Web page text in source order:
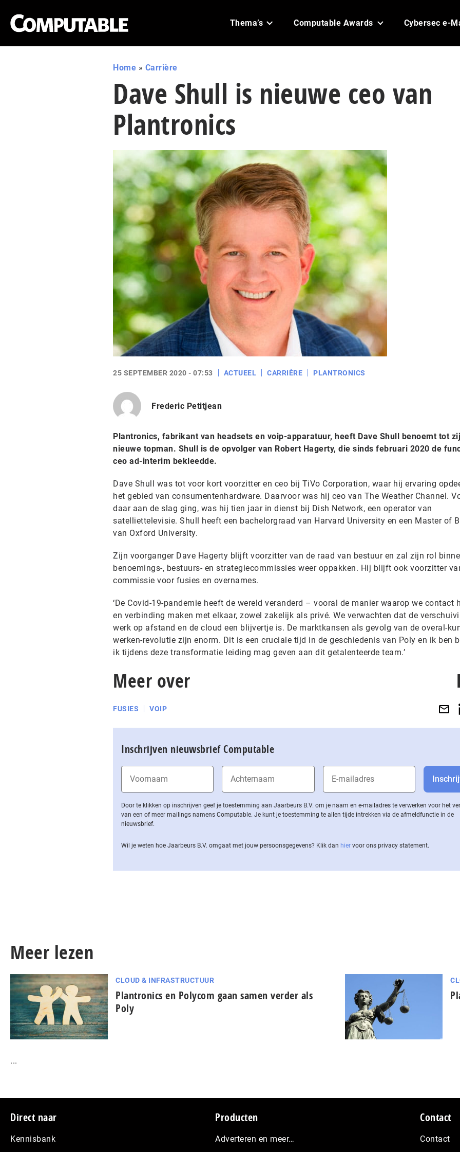
Thema’s Computable Awards Cybersec e-
Home » Carrière
Dave Shull is nieuwe ceo van
Plantronics
25 SEPTEMBER 2020 - 07:53 ACTUEEL CARRIÈRE PLANTRONICS
Frederic Petitjean
Plantronics, fabrikant van headsets en voip-apparatuur, heeft Dave Shull benoemt tot
nieuwe topman. Shull is de opvolger van Robert Hagerty, die sinds februari 2020 de
ceo ad-interim bekleedde.
Dave Shull was tot voor kort voorzitter en ceo bij TiVo Corporation, waar hij ervaring
het gebied van consumentenhardware. Daarvoor was hij ceo van The Weather Channel.
daar aan de slag ging, was hij tien jaar in dienst bij Dish Network, een operator van
satelliettelevisie. Shull heeft een bachelorgraad van Harvard University en een Master of
van Oxford University.
Zijn voorganger Dave Hagerty blijft voorzitter van de raad van bestuur en zal zijn rol
benoemings-, bestuurs- en strategiecommissies weer oppakken. Hij blijft ook voorzitter
commissie voor fusies en overnames.
‘De Covid-19-pandemie heeft de wereld veranderd – vooral de manier waarop we contact
en verbinding maken met elkaar, zowel zakelijk als privé. We verwachten dat de
werk op afstand en de cloud een blijvertje is. De marktkansen als gevolg van de overal-
werken-revolutie zijn enorm. Dit is een cruciale tijd in de geschiedenis van Poly en ik ben
ik tijdens deze transformatie leiding mag geven aan dit getalenteerde team.’
Meer over
FUSIES VOIP
Inschrijven nieuwsbrief Computable
Door te klikken op inschrijven geef je toestemming aan Jaarbeurs B.V. om je naam en e-mailadres te verwerken voor het
van een of meer mailings namens Computable. Je kunt je toestemming te allen tijde intrekken via de af­meld­func­tie in de
nieuwsbrief.
Wil je weten hoe Jaarbeurs B.V. omgaat met jouw per­soons­ge­ge­vens? Klik dan hier voor ons privacy statement.
Meer lezen
CLOUD & INFRASTRUCTUUR
Plantronics en Polycom gaan samen verder als
Poly
...
Footer
Direct naar
Kennisbank
Producten
Adverteren en meer…
Contact
Contact